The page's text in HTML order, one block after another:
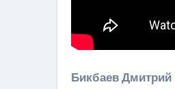
Бикбаев Дмитрий